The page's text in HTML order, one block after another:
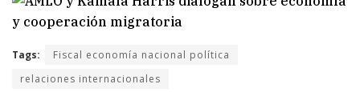
Tags:
Fiscal economía nacional política
relaciones internacionales